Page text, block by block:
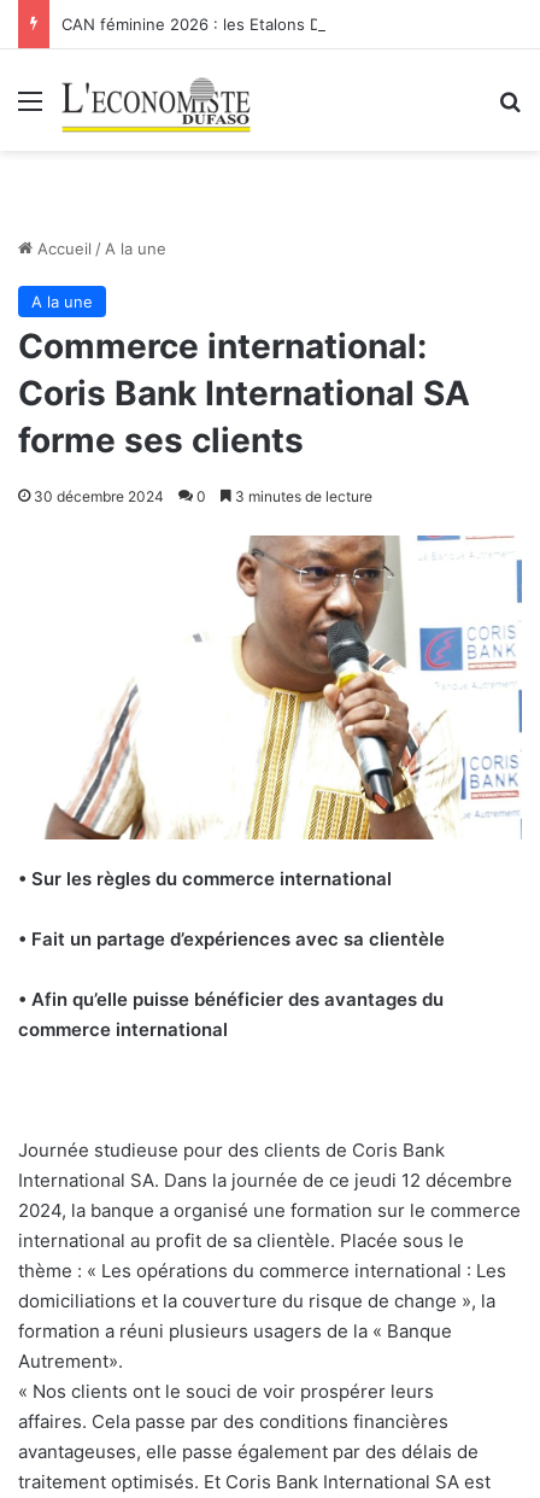
Menu
Accueil / A la une
A la une
Commerce international:
Coris Bank International SA
forme ses clients
30 décembre 2024 0 3 minutes de lecture
• Sur les règles du commerce international
• Fait un partage d’expériences avec sa clientèle
• Afin qu’elle puisse bénéficier des avantages du
commerce international
Journée studieuse pour des clients de Coris Bank
International SA. Dans la journée de ce jeudi 12 décembre
2024, la banque a organisé une formation sur le commerce
international au profit de sa clientèle. Placée sous le
thème : « Les opérations du commerce international : Les
domiciliations et la couverture du risque de change », la
formation a réuni plusieurs usagers de la « Banque
Autrement».
« Nos clients ont le souci de voir prospérer leurs
affaires. Cela passe par des conditions financières
avantageuses, elle passe également par des délais de
traitement optimisés. Et Coris Bank International SA est